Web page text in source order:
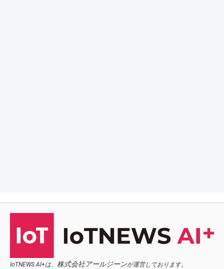
IoTNEWS AI+は、 株式会社アールジーンが運営しております。